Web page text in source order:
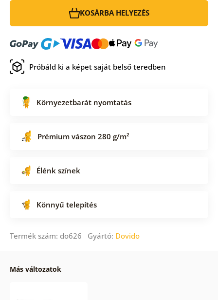
KOSÁRBA HELYEZÉS
Próbáld ki a képet saját belső teredben
Környezetbarát nyomtatás
Prémium vászon 280 g/m²
Élénk színek
Könnyű telepítés
Termék szám: do626 Gyártó: Dovido
Más változatok